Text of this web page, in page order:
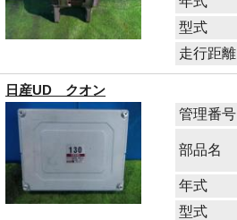
型式
走行距離
日産UD クオン
管理番号
部品名
年式
型式